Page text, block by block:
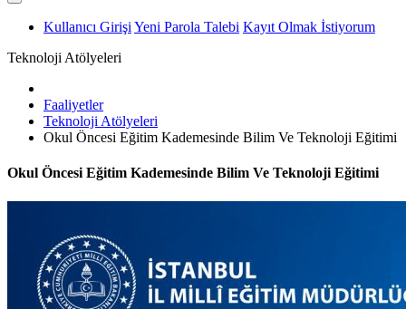
Kullanıcı Girişi Yeni Parola Talebi Kayıt Olmak İstiyorum
Teknoloji Atölyeleri
Faaliyetler
Teknoloji Atölyeleri
Okul Öncesi Eğitim Kademesinde Bilim Ve Teknoloji Eğitimi
Okul Öncesi Eğitim Kademesinde Bilim Ve Teknoloji Eğitimi